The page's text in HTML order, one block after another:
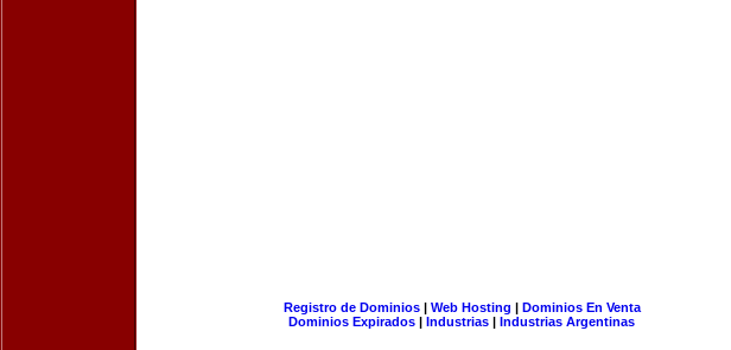
Registro de Dominios| Web Hosting | Dominios En Venta
Dominios Expirados | Industrias | Industrias Argentinas